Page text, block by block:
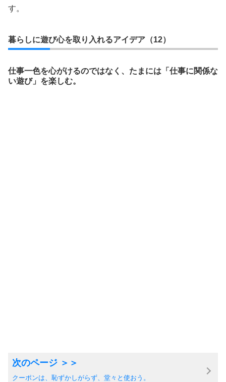
す。
暮らしに遊び心を取り入れるアイデア（12）
仕事一色を心がけるのではなく、たまには「仕事に関係な
い遊び」を楽しむ。
クーポンは、恥ずかしがらず、堂々と使おう。